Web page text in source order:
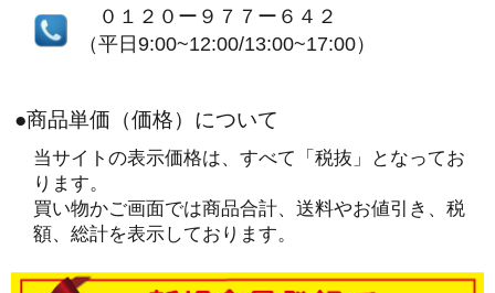
０１２０ー９７７ー６４２
（平日9:00~12:00/13:00~17:00）
●商品単価（価格）について
当サイトの表示価格は、すべて「税抜」となってお
ります。
買い物かご画面では商品合計、送料やお値引き、税
額、総計を表示しております。